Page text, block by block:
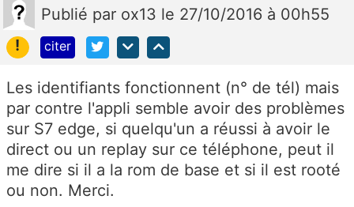
Publié par ox13 le 27/10/2016 à 00h55
!
citer
Les identifiants fonctionnent (n° de tél) mais
par contre l'appli semble avoir des problèmes
sur S7 edge, si quelqu'un a réussi à avoir le
direct ou un replay sur ce téléphone, peut il
me dire si il a la rom de base et si il est rooté
ou non. Merci.